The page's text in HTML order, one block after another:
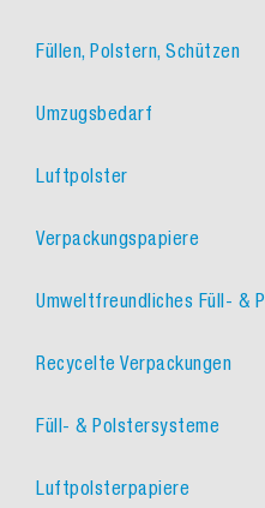
Füllen, Polstern, Schützen
Umzugsbedarf
Luftpolster
Verpackungspapiere
Umweltfreundliches Füll- &
Recycelte Verpackungen
Füll- & Polstersysteme
Luftpolsterpapiere